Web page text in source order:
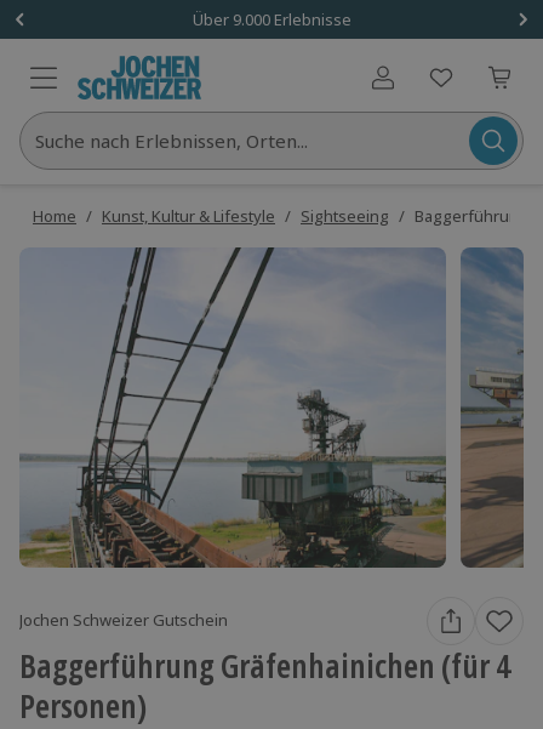
Über 9.000 Erlebnisse
Benutzerkonto
Suche nach Erlebnissen, Orten...
Home / Kunst, Kultur & Lifestyle / Sightseeing / Baggerführung
Jochen Schweizer Gutschein
Baggerführung Gräfenhainichen (für 4
Personen)